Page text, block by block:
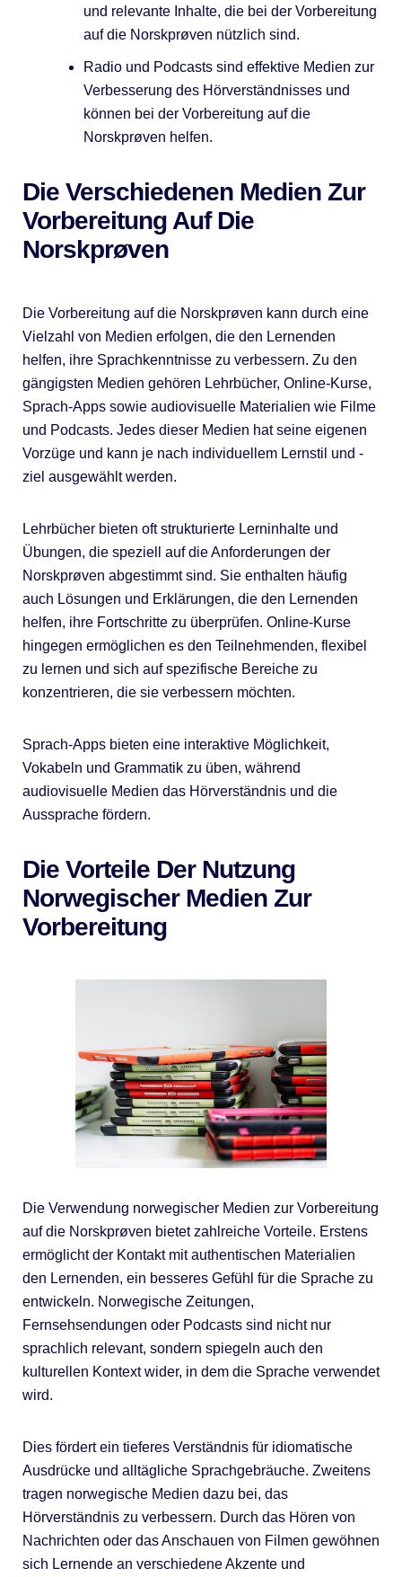
und relevante Inhalte, die bei der Vorbereitung
auf die Norskprøven nützlich sind.
Radio und Podcasts sind effektive Medien zur
Verbesserung des Hörverständnisses und
können bei der Vorbereitung auf die
Norskprøven helfen.
Die Verschiedenen Medien Zur
Vorbereitung Auf Die
Norskprøven
Die Vorbereitung auf die Norskprøven kann durch eine
Vielzahl von Medien erfolgen, die den Lernenden
helfen, ihre Sprachkenntnisse zu verbessern. Zu den
gängigsten Medien gehören Lehrbücher, Online-Kurse,
Sprach-Apps sowie audiovisuelle Materialien wie Filme
und Podcasts. Jedes dieser Medien hat seine eigenen
Vorzüge und kann je nach individuellem Lernstil und -
ziel ausgewählt werden.
Lehrbücher bieten oft strukturierte Lerninhalte und
Übungen, die speziell auf die Anforderungen der
Norskprøven abgestimmt sind. Sie enthalten häufig
auch Lösungen und Erklärungen, die den Lernenden
helfen, ihre Fortschritte zu überprüfen. Online-Kurse
hingegen ermöglichen es den Teilnehmenden, flexibel
zu lernen und sich auf spezifische Bereiche zu
konzentrieren, die sie verbessern möchten.
Sprach-Apps bieten eine interaktive Möglichkeit,
Vokabeln und Grammatik zu üben, während
audiovisuelle Medien das Hörverständnis und die
Aussprache fördern.
Die Vorteile Der Nutzung
Norwegischer Medien Zur
Vorbereitung
Die Verwendung norwegischer Medien zur Vorbereitung
auf die Norskprøven bietet zahlreiche Vorteile. Erstens
ermöglicht der Kontakt mit authentischen Materialien
den Lernenden, ein besseres Gefühl für die Sprache zu
entwickeln. Norwegische Zeitungen,
Fernsehsendungen oder Podcasts sind nicht nur
sprachlich relevant, sondern spiegeln auch den
kulturellen Kontext wider, in dem die Sprache verwendet
wird.
Dies fördert ein tieferes Verständnis für idiomatische
Ausdrücke und alltägliche Sprachgebräuche. Zweitens
tragen norwegische Medien dazu bei, das
Hörverständnis zu verbessern. Durch das Hören von
Nachrichten oder das Anschauen von Filmen gewöhnen
sich Lernende an verschiedene Akzente und